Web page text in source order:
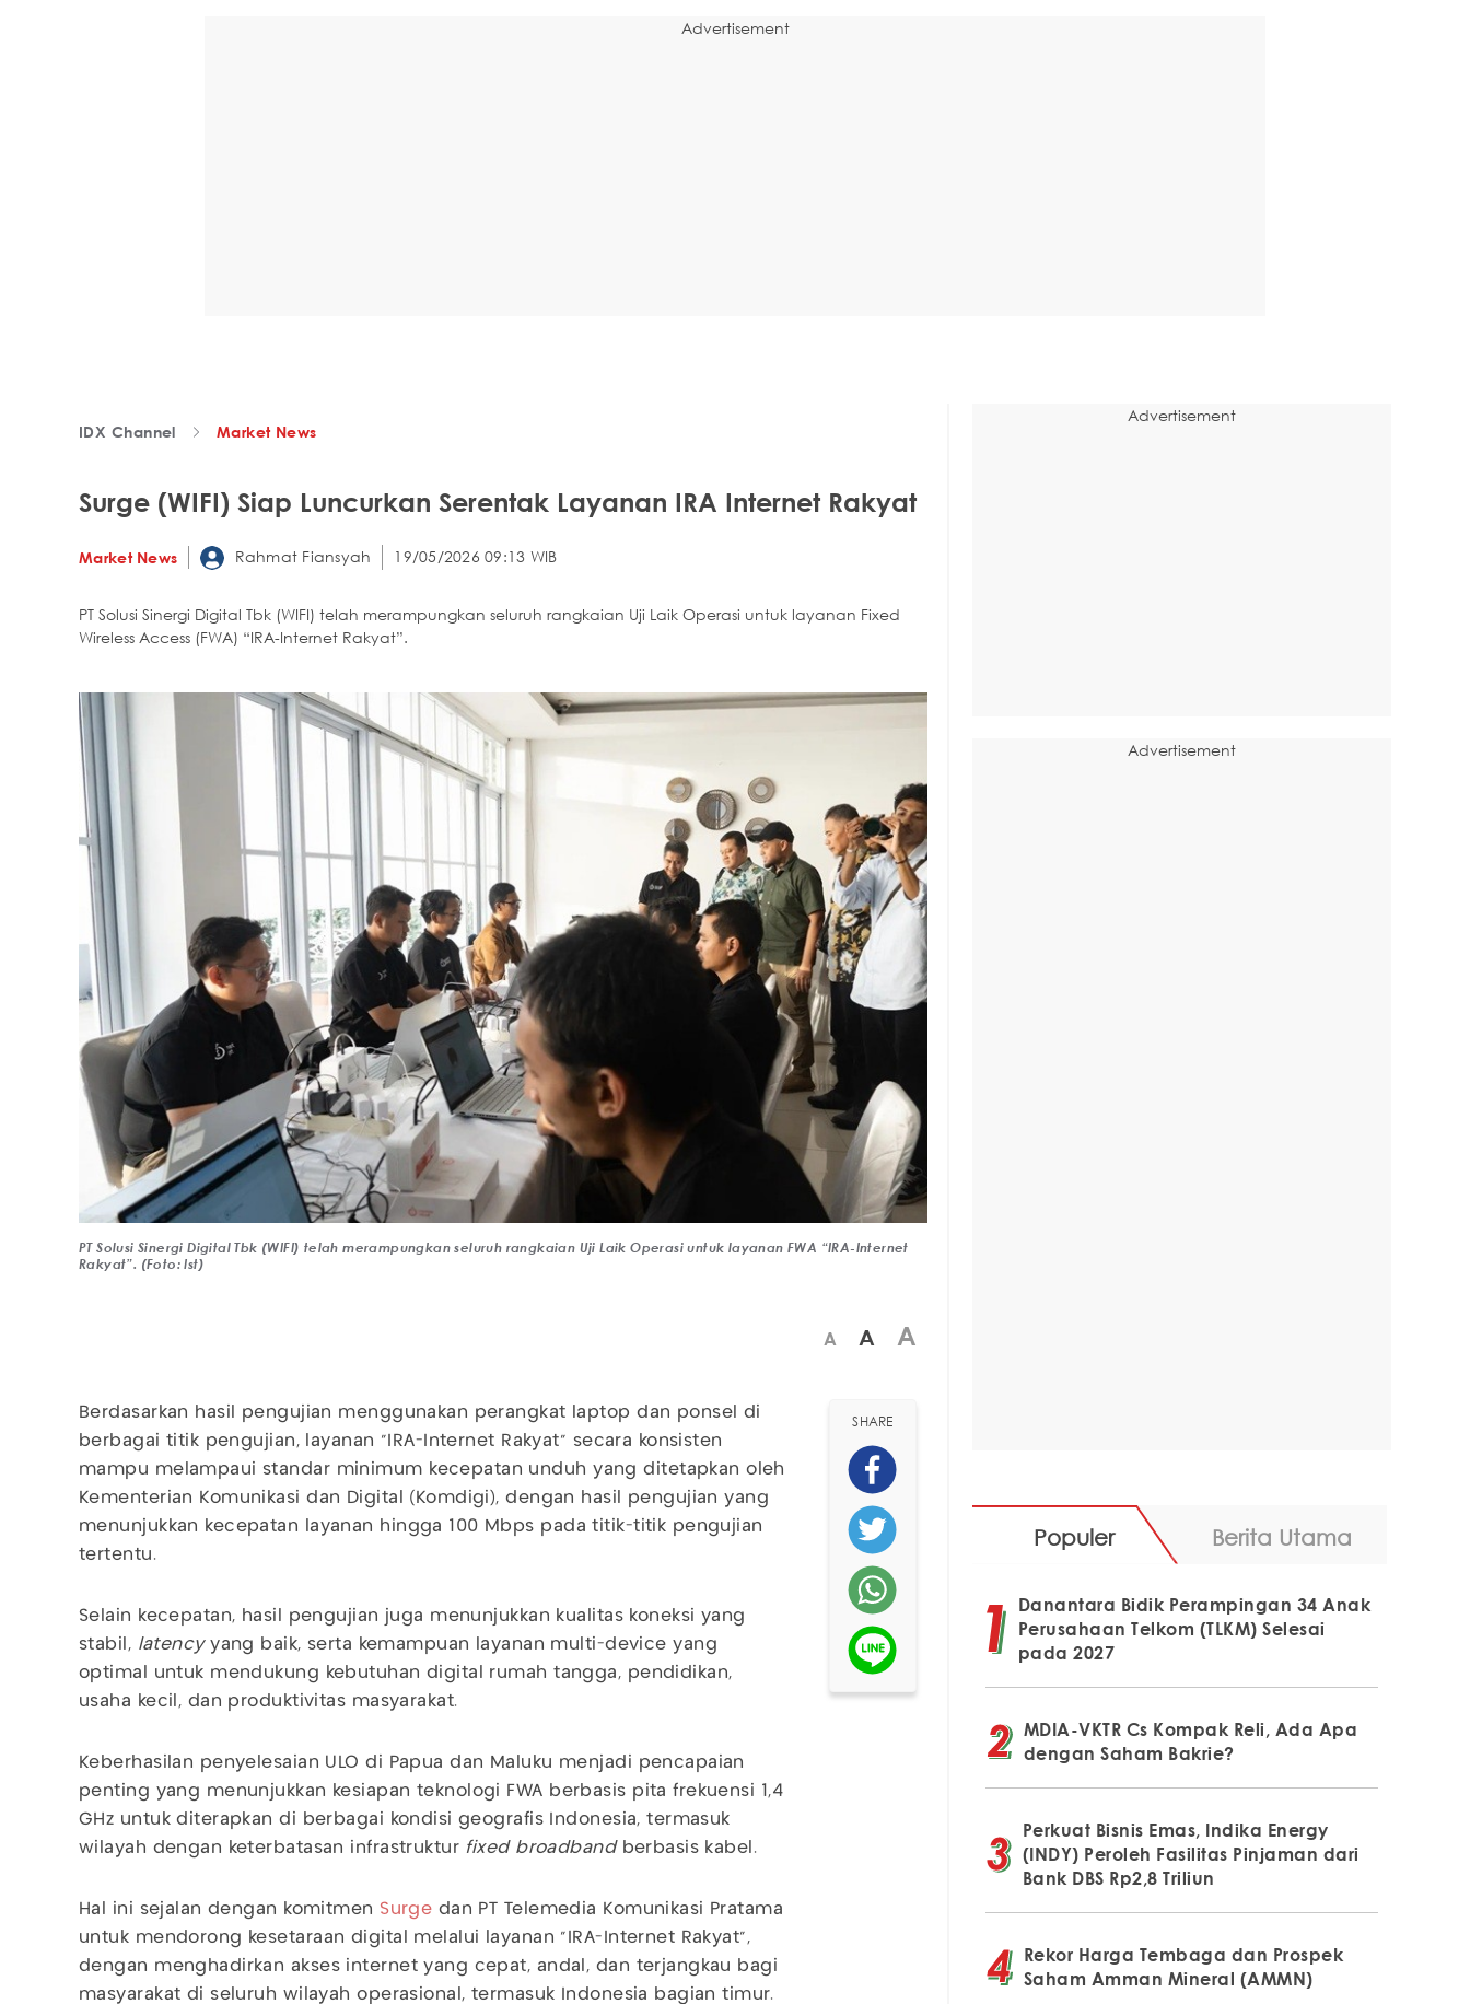
Advertisement
IDX Channel Market News
Surge (WIFI) Siap Luncurkan Serentak Layanan IRA Internet Rakyat
Market News Rahmat Fiansyah 19/05/2026 09:13 WIB
PT Solusi Sinergi Digital Tbk (WIFI) telah merampungkan seluruh rangkaian Uji Laik Operasi untuk layanan Fixed
Wireless Access (FWA) “IRA-Internet Rakyat”.
PT Solusi Sinergi Digital Tbk (WIFI) telah merampungkan seluruh rangkaian Uji Laik Operasi untuk layanan FWA “IRA-Internet
Rakyat”. (Foto: Ist)
A A A
Berdasarkan hasil pengujian menggunakan perangkat laptop dan ponsel di
berbagai titik pengujian, layanan “IRA-Internet Rakyat” secara konsisten
mampu melampaui standar minimum kecepatan unduh yang ditetapkan oleh
Kementerian Komunikasi dan Digital (Komdigi), dengan hasil pengujian yang
menunjukkan kecepatan layanan hingga 100 Mbps pada titik-titik pengujian
tertentu.
Selain kecepatan, hasil pengujian juga menunjukkan kualitas koneksi yang
stabil, latencyyang baik, serta kemampuan layanan multi-device yang
optimal untuk mendukung kebutuhan digital rumah tangga, pendidikan,
usaha kecil, dan produktivitas masyarakat.
Keberhasilan penyelesaian ULO di Papua dan Maluku menjadi pencapaian
penting yang menunjukkan kesiapan teknologi FWA berbasis pita frekuensi 1,4
GHz untuk diterapkan di berbagai kondisi geografis Indonesia, termasuk
wilayah dengan keterbatasan infrastruktur fixed broadbandberbasis kabel.
Hal ini sejalan dengan komitmen Surge dan PT Telemedia Komunikasi Pratama
untuk mendorong kesetaraan digital melalui layanan “IRA-Internet Rakyat”,
dengan menghadirkan akses internet yang cepat, andal, dan terjangkau bagi
masyarakat di seluruh wilayah operasional, termasuk Indonesia bagian timur.
SHARE
Advertisement
Advertisement
Populer Berita Utama
Danantara Bidik Perampingan 34 Anak
Perusahaan Telkom (TLKM) Selesai
pada 2027
MDIA-VKTR Cs Kompak Reli, Ada Apa
dengan Saham Bakrie?
Perkuat Bisnis Emas, Indika Energy
(INDY) Peroleh Fasilitas Pinjaman dari
Bank DBS Rp2,8 Triliun
Rekor Harga Tembaga dan Prospek
Saham Amman Mineral (AMMN)